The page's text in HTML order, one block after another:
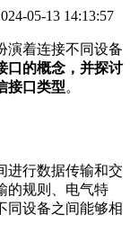
05-13 14:13:57
演着连接不同设备
口的概念，并探讨
接口类型。
进行数据传输和交
的规则、电气特
同设备之间能够相